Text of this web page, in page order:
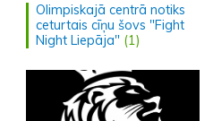
Olimpiskajā centrā notiks
ceturtais cīņu šovs "Fight
Night Liepāja" (1)